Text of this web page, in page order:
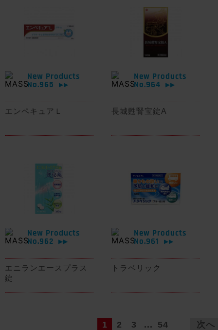
New Products
No.965
▶▶
エンペキュアＬ
New Products
No.964
▶▶
長城甦腎宝錠A
New Products
No.962
▶▶
エニランエースプラス
錠
New Products
No.961
▶▶
トラベリック
1 2 3 ... 54 次